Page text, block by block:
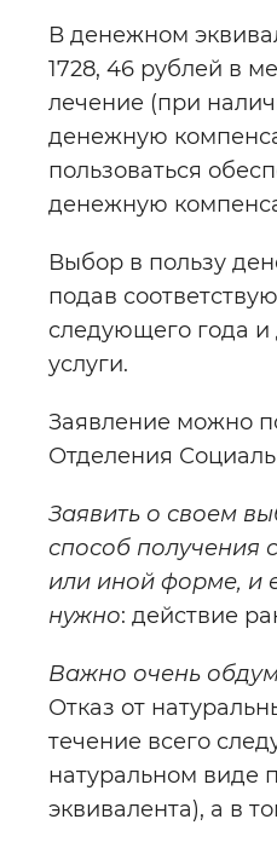
В денежном
1728, 46 рублей в
лечение (при
денежную
пользоваться
денежную
Выбор в пользу
подав
следующего года и
услуги.
Заявление можно
Отделения
Заявить о своем
способ получения
или иной форме, и
нужно: действие
Важно очень
Отказ от
течение всего
натуральном виде
эквивалента), а в